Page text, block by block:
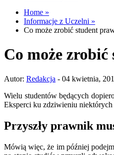
Home »
Informacje z Uczelni »
Co może zrobić student
Co może
Autor: Redakcja - 04 kwietnia,
Wielu studentów będących
Eksperci ku zdziwieniu
Przyszły prawnik
Mówią więc, że im później